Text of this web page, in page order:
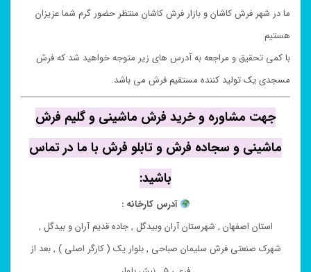
ما در شهر فرش کاشان و بازار فرش کاشان منتظر حضور گرم شما عزیزان
هستیم
با کمی تحقیق و مراجعه به آدرس های زیر متوجه خواهید شد که فرش
مسجدی یک تولید کننده مستقیم فرش می باشد.
جهت مشاوره و خرید فرش ماشینی و گلیم فرش
ماشینی و سجاده فرش و تابلو فرش با ما در تماس
باشید:
آدرس کارخانه :
استان اصفهان , شهرستان آران وبیدگل , جاده قدیم آران و بیدگل ,
شهرک صنعتی فرش سلیمان صباحی , بلوار یک ( کارگر اصلی ) , بعد از